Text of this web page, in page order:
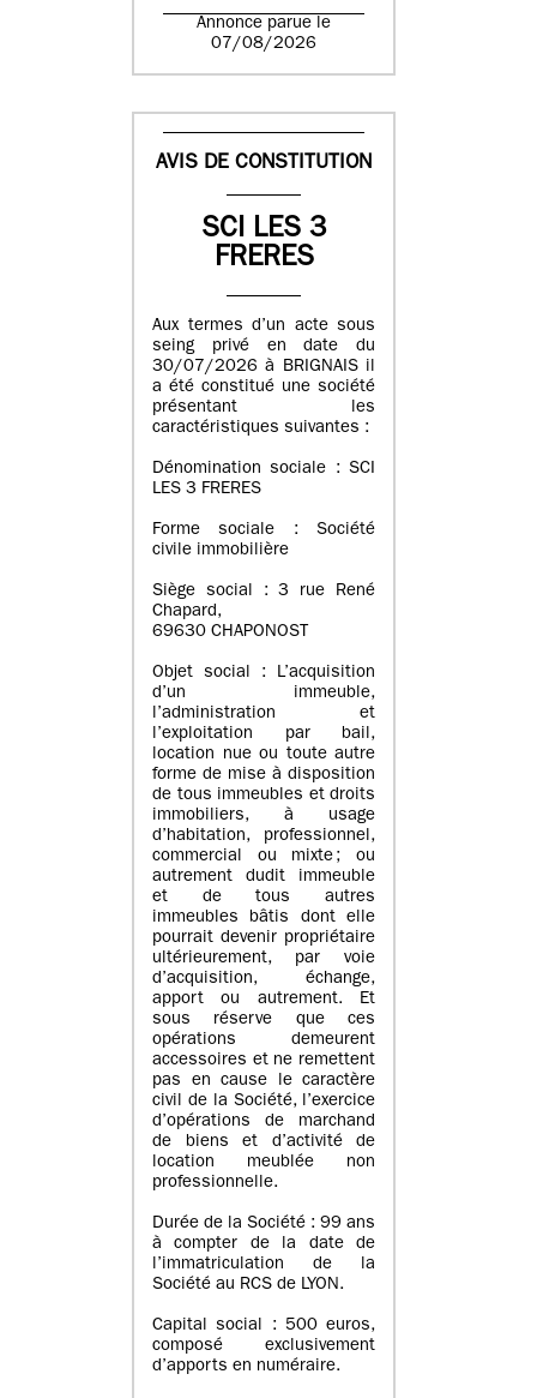
Annonce parue le
07/08/2026
AVIS DE CONSTITUTION
SCI LES 3
FRERES
Aux termes d’un acte sous
seing privé en date du
30/07/2026 à BRIGNAIS il
a été constitué une société
présentant les
caractéristiques suivantes :
Dénomination sociale : SCI
LES 3 FRERES
Forme sociale : Société
civile immobilière
Siège social : 3 rue René
Chapard,
69630 CHAPONOST
Objet social : L’acquisition
d’un immeuble,
l’administration et
l’exploitation par bail,
location nue ou toute autre
forme de mise à disposition
de tous immeubles et droits
immobiliers, à usage
d’habitation, professionnel,
commercial ou mixte ; ou
autrement dudit immeuble
et de tous autres
immeubles bâtis dont elle
pourrait devenir propriétaire
ultérieurement, par voie
d’acquisition, échange,
apport ou autrement. Et
sous réserve que ces
opérations demeurent
accessoires et ne remettent
pas en cause le caractère
civil de la Société, l’exercice
d’opérations de marchand
de biens et d’activité de
location meublée non
professionnelle.
Durée de la Société : 99 ans
à compter de la date de
l’immatriculation de la
Société au RCS de LYON.
Capital social : 500 euros,
composé exclusivement
d’apports en numéraire.